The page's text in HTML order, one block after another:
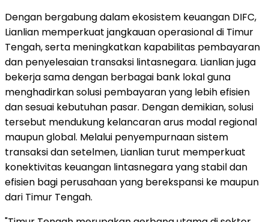
Dengan bergabung dalam ekosistem keuangan DIFC,
Lianlian memperkuat jangkauan operasional di Timur
Tengah, serta meningkatkan kapabilitas pembayaran
dan penyelesaian transaksi lintasnegara. Lianlian juga
bekerja sama dengan berbagai bank lokal guna
menghadirkan solusi pembayaran yang lebih efisien
dan sesuai kebutuhan pasar. Dengan demikian, solusi
tersebut mendukung kelancaran arus modal regional
maupun global. Melalui penyempurnaan sistem
transaksi dan setelmen, Lianlian turut memperkuat
konektivitas keuangan lintasnegara yang stabil dan
efisien bagi perusahaan yang berekspansi ke maupun
dari Timur Tengah.